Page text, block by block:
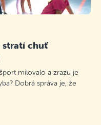
stratí chuť
milovalo a zrazu je
Dobrá správa je, že